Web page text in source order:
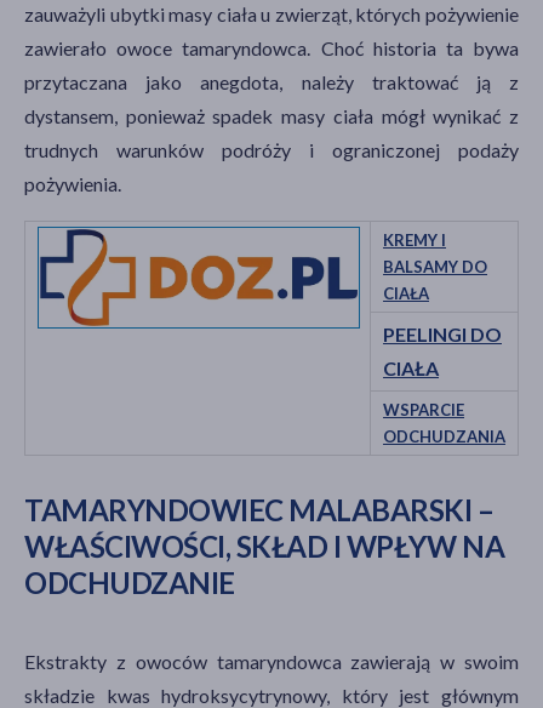
zauważyli ubytki masy ciała u zwierząt, których pożywienie
zawierało owoce tamaryndowca. Choć historia ta bywa
przytaczana jako anegdota, należy traktować ją z
dystansem, ponieważ spadek masy ciała mógł wynikać z
trudnych warunków podróży i ograniczonej podaży
pożywienia.
KREMY I
BALSAMY DO
CIAŁA
PEELINGI DO
CIAŁA
WSPARCIE
ODCHUDZANIA
TAMARYNDOWIEC MALABARSKI –
WŁAŚCIWOŚCI, SKŁAD I WPŁYW NA
ODCHUDZANIE
Ekstrakty z owoców tamaryndowca zawierają w swoim
składzie kwas hydroksycytrynowy, który jest głównym